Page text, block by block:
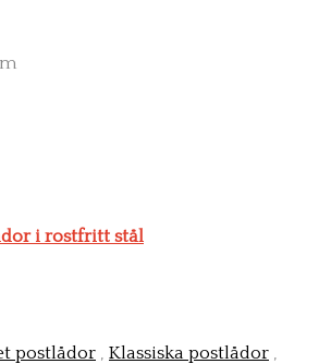
i rostfritt stål
postlådor , Klassiska postlådor ,